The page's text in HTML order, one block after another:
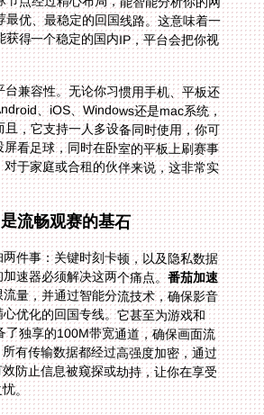
台兼容性。无论你习惯用手机、平板还
、iOS、Windows还是mac系统，
且，它支持一人多设备同时使用，你可
屏看足球，同时在卧室的平板上刷赛事
对于家庭或合租的伙伴来说，这非常实
流畅观赛的基石
件事：关键时刻卡顿，以及隐私数据
速器必须解决这两个痛点。番茄加速
量，并通过智能分流技术，确保影音
心优化的回国专线。它甚至为游戏和
了独享的100M带宽通道，确保画面流
所有传输数据都经过高强度加密，通过
效防止信息被窥探或劫持，让你在享受
。